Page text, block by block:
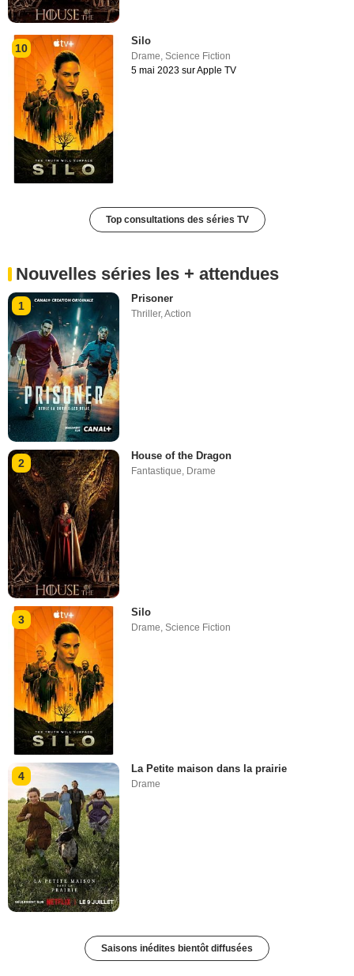
10
Silo
Drame,Science Fiction
5 mai 2023 sur Apple TV
Top consultations des séries TV
Nouvelles séries les + attendues
1
Prisoner
Thriller,Action
2
House of the Dragon
Fantastique Drame
3
Silo
Drame,Science Fiction
4
La Petite maison dans la prairie
Drame
Saisons inédites bientôt diffusées